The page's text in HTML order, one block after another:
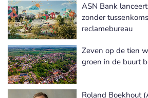
ASN Bank
zonder
reclamebureau
Zeven op de tien
groen in de buurt
Roland Boekhout